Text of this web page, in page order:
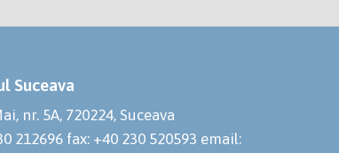
Suceava
nr. 5A, 720224, Suceava
212696 fax: +40 230 520593 email: